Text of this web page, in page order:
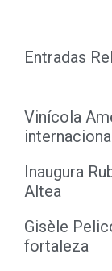
Entradas
Vinícola
Inaugura
Altea
Gisèle
fortaleza